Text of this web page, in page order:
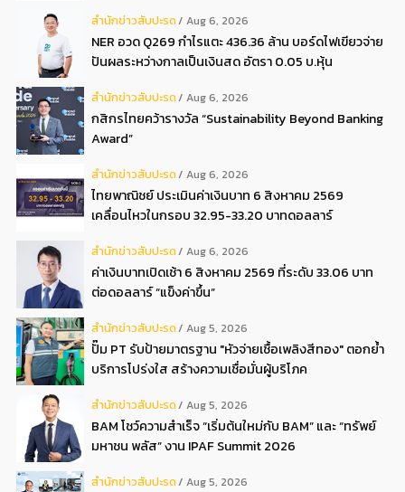
สํานักข่าวสับปะรด Aug 6, 2026
NER อวด Q269 กำไรแตะ 436.36 ล้าน บอร์ดไฟเขียวจ่าย
ปันผลระหว่างกาลเป็นเงินสด อัตรา 0.05 บ.หุ้น
สํานักข่าวสับปะรด Aug 6, 2026
กสิกรไทยคว้ารางวัล “Sustainability Beyond Banking
Award”
สํานักข่าวสับปะรด Aug 6, 2026
ไทยพาณิชย์ ประเมินค่าเงินบาท 6 สิงหาคม 2569
เคลื่อนไหวในกรอบ 32.95-33.20 บาทดอลลาร์
สํานักข่าวสับปะรด Aug 6, 2026
ค่าเงินบาทเปิดเช้า 6 สิงหาคม 2569 ที่ระดับ 33.06 บาท
ต่อดอลลาร์ “แข็งค่าขึ้น”
สํานักข่าวสับปะรด Aug 5, 2026
ปั๊ม PT รับป้ายมาตรฐาน "หัวจ่ายเชื้อเพลิงสีทอง" ตอกย้ำ
บริการโปร่งใส สร้างความเชื่อมั่นผู้บริโภค
สํานักข่าวสับปะรด Aug 5, 2026
BAM โชว์ความสำเร็จ “เริ่มต้นใหม่กับ BAM” และ “ทรัพย์
มหาชน พลัส” งาน IPAF Summit 2026
สํานักข่าวสับปะรด Aug 5, 2026